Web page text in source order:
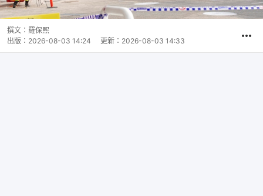
撰文： 羅保熙
出版： 2026-08-03 14:24 更新： 2026-08-03 14:33